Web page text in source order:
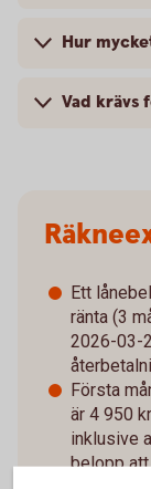
Hur
Vad krävs
Ett
ränta (3
2026-03-
Första
är 4 950
inklusive
belopp att